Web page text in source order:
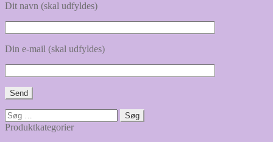
Dit navn (skal udfyldes)
Din e-mail (skal udfyldes)
Søg
efter:
Produktkategorier